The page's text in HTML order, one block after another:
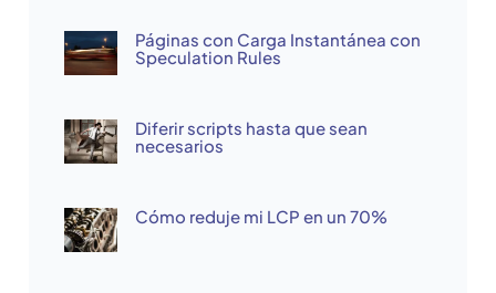
Páginas con Carga Instantánea con
Speculation Rules
Diferir scripts hasta que sean
necesarios
Cómo reduje mi LCP en un 70%